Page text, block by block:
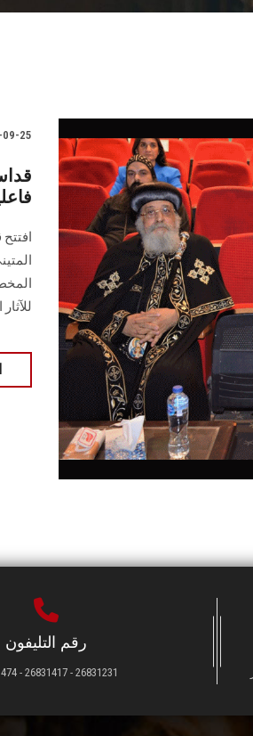
09-25
رقم التليفون
26831231 - 26831417 - 26831474